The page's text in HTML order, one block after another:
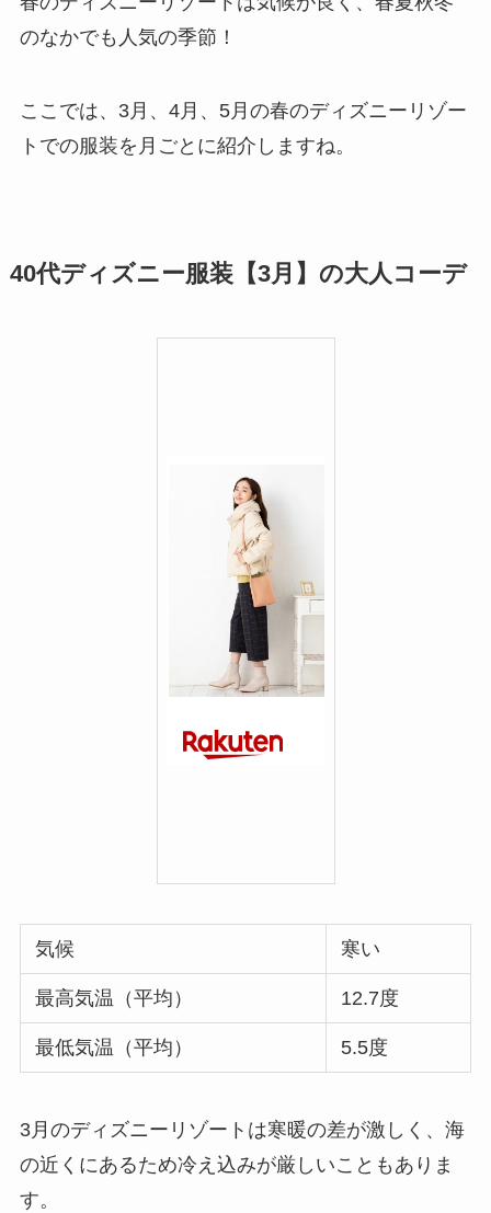
のなかでも人気の季節！
ここでは、3月、4月、5月の春のディズニーリゾー
トでの服装を月ごとに紹介しますね。
40代ディズニー服装【3月】の大人コーデ
気候 寒い
最高気温（平均） 12.7度
最低気温（平均） 5.5度
3月のディズニーリゾートは寒暖の差が激しく、海
の近くにあるため冷え込みが厳しいこともありま
す。